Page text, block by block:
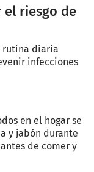
riesgo de
rutina diaria
infecciones
en el hogar se
y jabón durante
de comer y